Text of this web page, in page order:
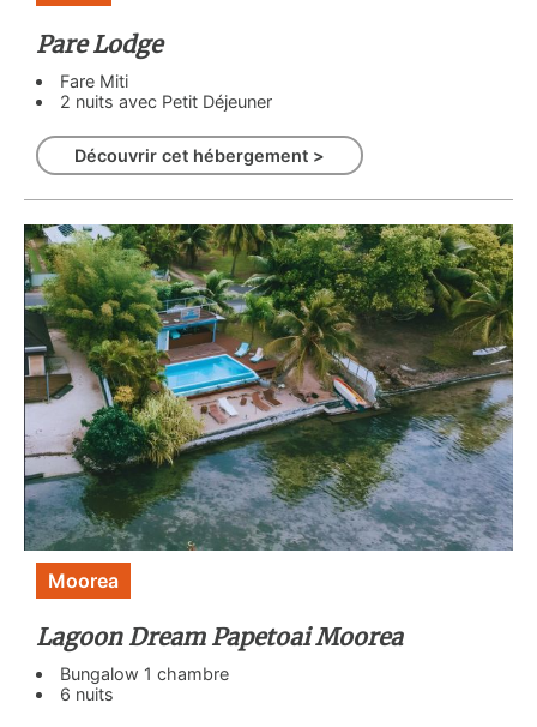
Pare Lodge
Fare Miti
2 nuits avec Petit Déjeuner
Découvrir cet hébergement >
Moorea
Lagoon Dream Papetoai Moorea
Bungalow 1 chambre
6 nuits